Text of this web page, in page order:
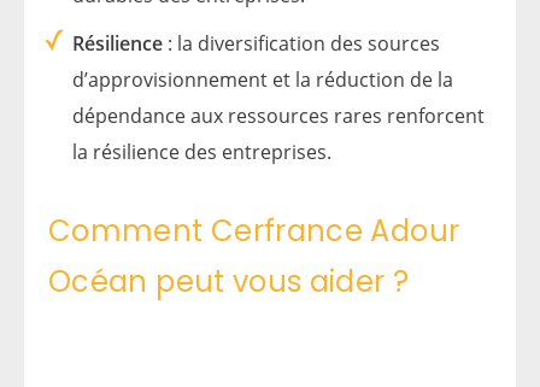
Résilience : la diversification des sources
d’approvisionnement et la réduction de la
dépendance aux ressources rares renforcent
la résilience des entreprises.
Comment Cerfrance Adour
Océan peut vous aider ?